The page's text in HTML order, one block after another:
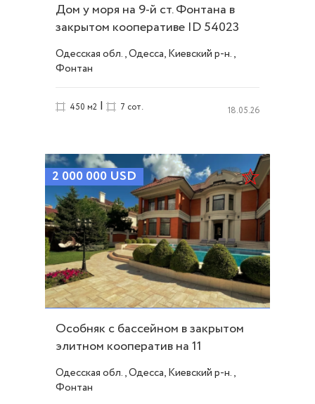
Дом у моря на 9-й ст. Фонтана в
закрытом кооперативе ID 54023
Одесская обл., Одесса, Киевский р-н.,
Фонтан
450 м2 | 7 сот. 18.05.26
2 000 000 USD
Особняк с бассейном в закрытом
элитном кооператив на 11
ст.Б.Фонтана. ID 8
Одесская обл., Одесса, Киевский р-н.,
Фонтан